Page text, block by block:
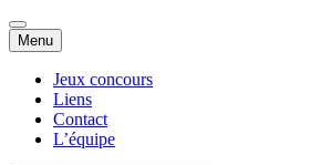
Menu Aller
au
contenu
Jeux concours
Liens
Contact
L’équipe